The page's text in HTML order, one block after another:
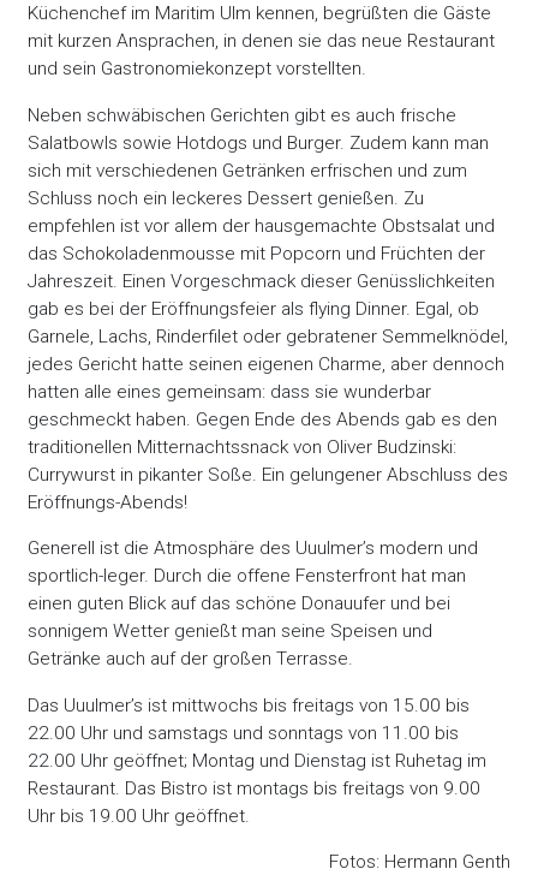
Küchenchef im Maritim Ulm kennen, begrüßten die Gäste
mit kurzen Ansprachen, in denen sie das neue Restaurant
und sein Gastronomiekonzept vorstellten.
Neben schwäbischen Gerichten gibt es auch frische
Salatbowls sowie Hotdogs und Burger. Zudem kann man
sich mit verschiedenen Getränken erfrischen und zum
Schluss noch ein leckeres Dessert genießen. Zu
empfehlen ist vor allem der hausgemachte Obstsalat und
das Schokoladenmousse mit Popcorn und Früchten der
Jahreszeit. Einen Vorgeschmack dieser Genüsslichkeiten
gab es bei der Eröffnungsfeier als flying Dinner. Egal, ob
Garnele, Lachs, Rinderfilet oder gebratener Semmelknödel,
jedes Gericht hatte seinen eigenen Charme, aber dennoch
hatten alle eines gemeinsam: dass sie wunderbar
geschmeckt haben. Gegen Ende des Abends gab es den
traditionellen Mitternachtssnack von Oliver Budzinski:
Currywurst in pikanter Soße. Ein gelungener Abschluss des
Eröffnungs-Abends!
Generell ist die Atmosphäre des Uuulmer’s modern und
sportlich-leger. Durch die offene Fensterfront hat man
einen guten Blick auf das schöne Donauufer und bei
sonnigem Wetter genießt man seine Speisen und
Getränke auch auf der großen Terrasse.
Das Uuulmer’s ist mittwochs bis freitags von 15.00 bis
22.00 Uhr und samstags und sonntags von 11.00 bis
22.00 Uhr geöffnet; Montag und Dienstag ist Ruhetag im
Restaurant. Das Bistro ist montags bis freitags von 9.00
Uhr bis 19.00 Uhr geöffnet.
Fotos: Hermann Genth